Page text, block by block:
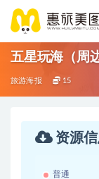
五星玩海（周
旅游海报 15
资源
普通